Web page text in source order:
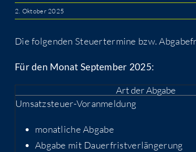
2. Oktober 2025
Die folgenden Steuertermine bzw.
Für den Monat September 2025:
Art der Abgabe
Umsatzsteuer-Voranmeldung
monatliche Abgabe
Abgabe mit Dauerfristverlängerung